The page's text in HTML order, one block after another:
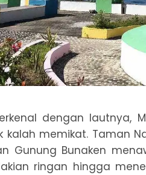
dengan lautnya,
memikat. Taman
Gunung Bunaken
ringan hingga